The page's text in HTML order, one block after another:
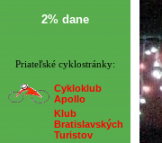
2% dane
Priateľské cyklostránky:
Cykloklub
Apollo
Klub
Bratislavských
Turistov